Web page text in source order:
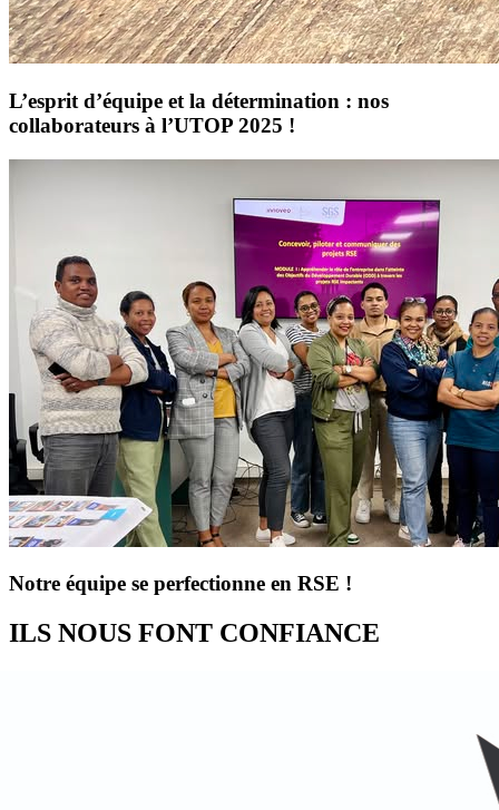
L’esprit d’équipe et la détermination : nos
collaborateurs à l’UTOP 2025 !
Notre équipe se perfectionne en RSE !
ILS NOUS FONT CONFIANCE